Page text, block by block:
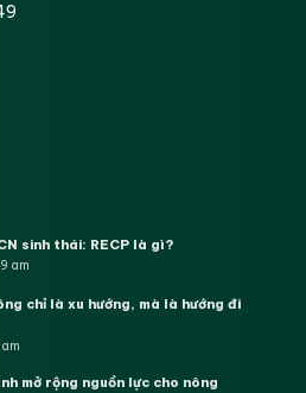
sinh thái: RECP là gì?
am
chỉ là xu hướng, mà là hướng đi
mở rộng nguồn lực cho nông